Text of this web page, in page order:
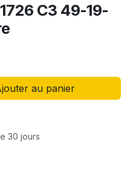
C3 49-19-
au panier
30 jours